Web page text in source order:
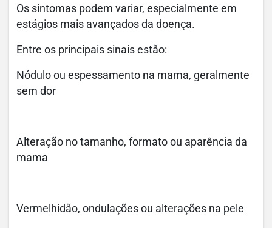
Os sintomas podem variar, especialmente em
estágios mais avançados da doença.
Entre os principais sinais estão:
Nódulo ou espessamento na mama, geralmente
sem dor
Alteração no tamanho, formato ou aparência da
mama
Vermelhidão, ondulações ou alterações na pele